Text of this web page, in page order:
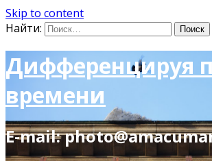
Skip to content
Найти:
Дифференцируя
времени
E-mail: